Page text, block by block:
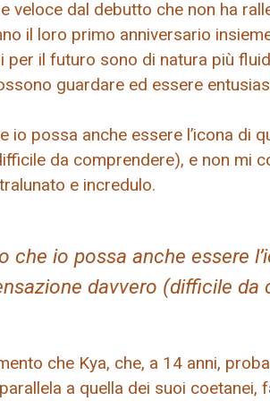
veloce dal debutto che non ha
il loro primo anniversario
per il futuro sono di natura più
guardare ed essere
io possa anche essere l’icona di
da comprendere), e non mi
e incredulo.
che io possa anche essere
davvero (difficile da
che Kya, che, a 14 anni,
a quella dei suoi